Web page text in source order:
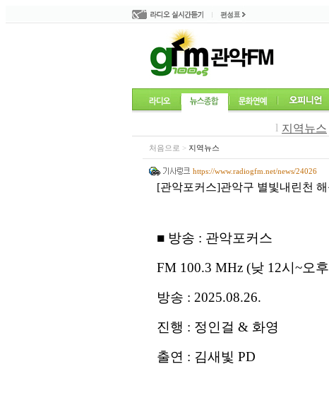
l 지역뉴스
처음으로 > 지역뉴스
https://www.radiogfm.net/news/24026
[관악포커스]관악구 별빛내린천
■ 방송 : 관악포커스
FM 100.3 MHz (낮 12시 ~오후
방송 : 2025.08.26.
진행 : 정인걸 & 화영
출연 : 김새빛 PD